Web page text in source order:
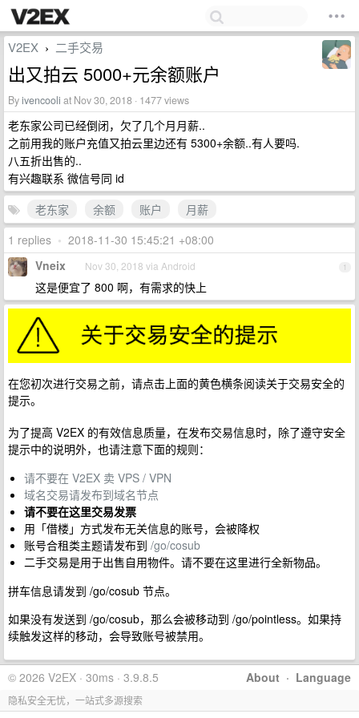
V2EX › 二手交易
出又拍云 5000+元余额账户
Byivencooli at Nov 30, 2018 · 1477 views
老东家公司已经倒闭，欠了几个月月薪..
之前用我的账户充值又拍云里边还有 5300+余额..有人要吗.
八五折出售的..
有兴趣联系 微信号同 id
老东家
余额 账户
月薪
1 replies • 2018-11-30 15:45:21 +08:00
1
Vneix Nov 30, 2018 via Android
这是便宜了 800 啊，有需求的快上
在您初次进行交易之前，请点击上面的黄色横条阅读关于交易安全的
提示。
为了提高 V2EX 的有效信息质量，在发布交易信息时，除了遵守安全
提示中的说明外，也请注意下面的规则：
请不要在 V2EX 卖 VPS / VPN
域名交易请发布到域名节点
请不要在这里交易发票
用「借楼」方式发布无关信息的账号，会被降权
账号合租类主题请发布到 /go/cosub
二手交易是用于出售自用物件。请不要在这里进行全新物品。
拼车信息请发到 /go/cosub 节点。
如果没有发送到 /go/cosub，那么会被移动到 /go/pointless。如果持
续触发这样的移动，会导致账号被禁用。
About · Language
© 2026 V2EX · 30ms · 3.9.8.5
隐私安全无忧，一站式多源搜索